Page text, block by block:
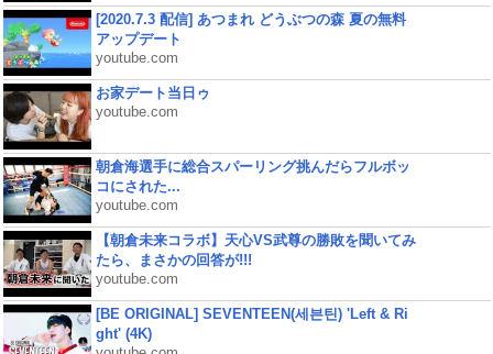
[2020.7.3 配信] あつまれ どうぶつの森 夏の無料
アップデート
youtube.com
お家デート当日ゥ
youtube.com
朝倉海選手に総合スパーリング挑んだらフルボッ
コにされた...
youtube.com
【朝倉未来コラボ】天心VS武尊の勝敗を聞いてみ
たら、まさかの回答が!!!
youtube.com
[BE ORIGINAL] SEVENTEEN(세븐틴) 'Left & Ri
ght' (4K)